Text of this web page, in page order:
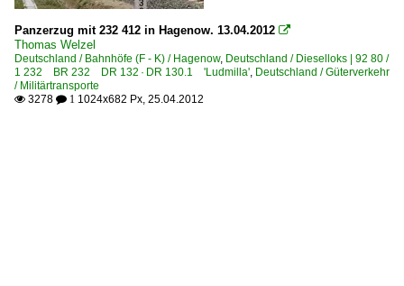
Panzerzug mit 232 412 in Hagenow. 13.04.2012 
Thomas Welzel
Deutschland / Bahnhöfe (F - K) / Hagenow, Deutschland / Dieselloks | 92 80 /
1 232 BR 232 DR 132 · DR 130.1 'Ludmilla', Deutschland / Güterverkehr
/ Militärtransporte
 3278  1 1024x682 Px, 25.04.2012